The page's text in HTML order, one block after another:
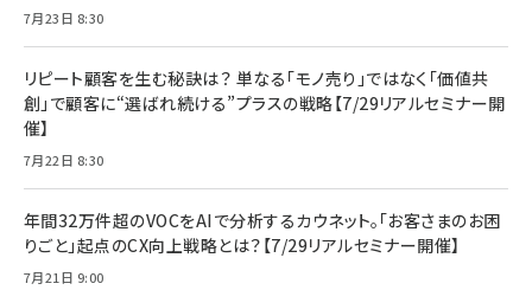
7月23日 8:30
リピート顧客を生む秘訣は？ 単なる「モノ売り」ではなく「価値共
創」で顧客に“選ばれ続ける”プラスの戦略【7/29リアルセミナー開
催】
7月22日 8:30
年間32万件超のVOCをAIで分析するカウネット。「お客さまのお困
りごと」起点のCX向上戦略とは？【7/29リアルセミナー開催】
7月21日 9:00